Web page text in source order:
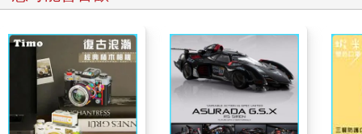
是為父母的虛榮心，很不足取。其實不懂而硬背，除了剝奪孩子
遊戲的時間之外，沒有什麼好處，鸚鵡會說話不也就是人云亦云
嗎？這種只有表、沒有裡的表演，有什麼可炫耀的？
至於要不要講解，則應從大腦如何處理訊息來看。